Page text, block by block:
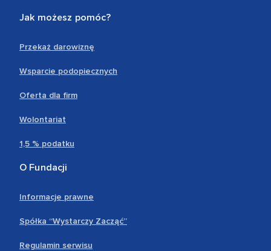
Jak możesz pomóc?
Przekaż darowiznę
Wsparcie podopiecznych
Oferta dla firm
Wolontariat
1,5 % podatku
O Fundacji
Informacje prawne
Spółka “Wystarczy Zacząć”
Regulamin serwisu